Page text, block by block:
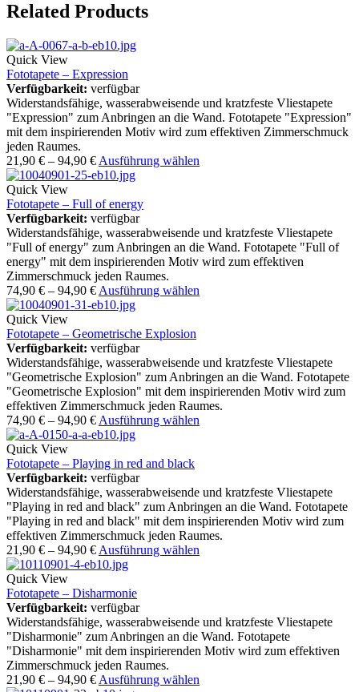
Related Products
Quick View
Fototapete – Expression
Verfügbarkeit: verfügbar
Widerstandsfähige, wasserabweisende und kratzfeste Vliestapete
"Expression" zum Anbringen an die Wand. Fototapete "Expression"
mit dem inspirierenden Motiv wird zum effektiven Zimmerschmuck
jeden Raumes.
21,90 € – 94,90 € Ausführung wählen
Quick View
Fototapete – Full of energy
Verfügbarkeit: verfügbar
Widerstandsfähige, wasserabweisende und kratzfeste Vliestapete
"Full of energy" zum Anbringen an die Wand. Fototapete "Full of
energy" mit dem inspirierenden Motiv wird zum effektiven
Zimmerschmuck jeden Raumes.
74,90 € – 94,90 € Ausführung wählen
Quick View
Fototapete – Geometrische Explosion
Verfügbarkeit: verfügbar
Widerstandsfähige, wasserabweisende und kratzfeste Vliestapete
"Geometrische Explosion" zum Anbringen an die Wand. Fototapete
"Geometrische Explosion" mit dem inspirierenden Motiv wird zum
effektiven Zimmerschmuck jeden Raumes.
74,90 € – 94,90 € Ausführung wählen
Quick View
Fototapete – Playing in red and black
Verfügbarkeit: verfügbar
Widerstandsfähige, wasserabweisende und kratzfeste Vliestapete
"Playing in red and black" zum Anbringen an die Wand. Fototapete
"Playing in red and black" mit dem inspirierenden Motiv wird zum
effektiven Zimmerschmuck jeden Raumes.
21,90 € – 94,90 € Ausführung wählen
Quick View
Fototapete – Disharmonie
Verfügbarkeit: verfügbar
Widerstandsfähige, wasserabweisende und kratzfeste Vliestapete
"Disharmonie" zum Anbringen an die Wand. Fototapete
"Disharmonie" mit dem inspirierenden Motiv wird zum effektiven
Zimmerschmuck jeden Raumes.
21,90 € – 94,90 € Ausführung wählen